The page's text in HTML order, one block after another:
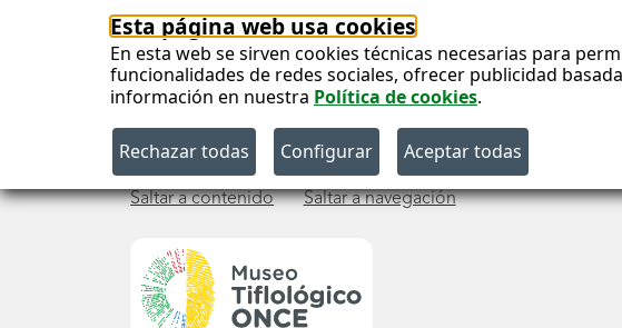
Esta página web usa cookies
En esta web se sirven cookies técnicas necesarias para
funcionalidades de redes sociales, ofrecer publicidad
información en nuestra Política de cookies.
Saltar a contenido Saltar a navegación